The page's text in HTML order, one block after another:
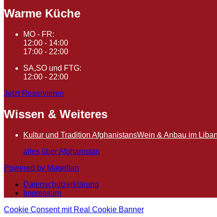
Warme Küche
MO - FR:
12:00 - 14:00
17:00 - 22:00
SA,SO und FTG:
12:00 - 22:00
Jetzt Reservieren
Wissen & Weiteres
Kultur und Tradition AfghanistansWein & Anbau im
alles über Afghanistan
Powered by Magellan
Datenschutzerklärung
Impressum
Cookie Consent mit Real Cookie Banner